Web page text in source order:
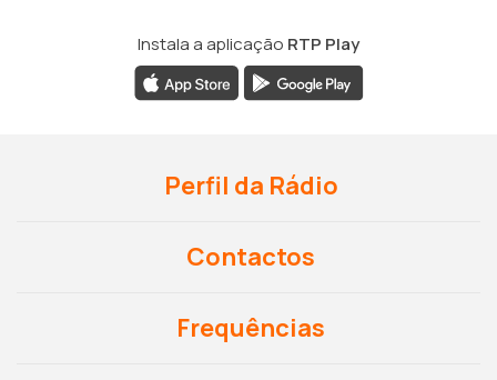
Instala a aplicação RTP Play
Perfil da Rádio
Contactos
Frequências